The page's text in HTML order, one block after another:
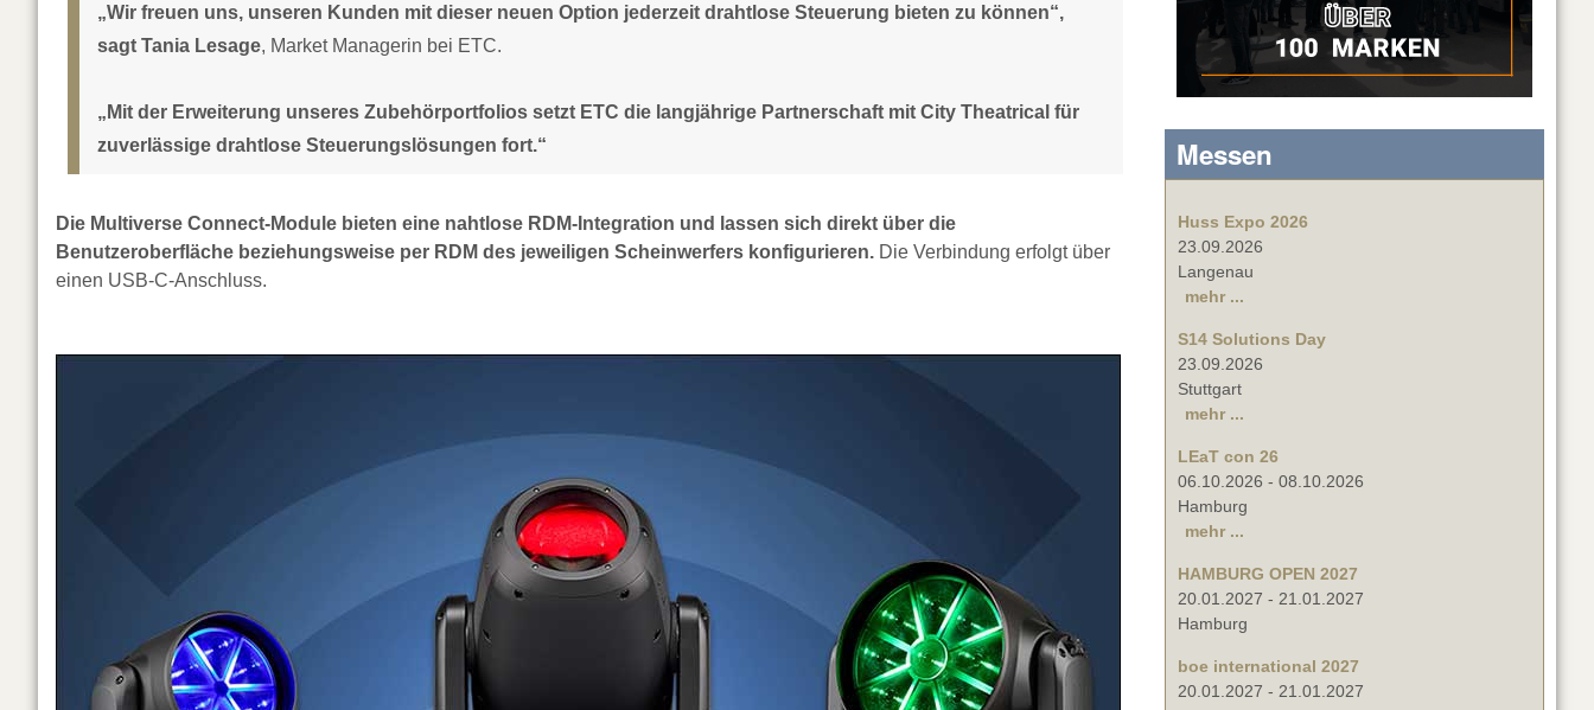
„Wir freuen uns, unseren Kunden mit dieser neuen Option jederzeit drahtlose Steuerung bieten zu können“,
sagt Tania Lesage, Market Managerin bei ETC.
„Mit der Erweiterung unseres Zubehörportfolios setzt ETC die langjährige Partnerschaft mit City Theatrical für
zuverlässige drahtlose Steuerungslösungen fort.“
Die Multiverse Connect-Module bieten eine nahtlose RDM-Integration und lassen sich direkt über die
Benutzeroberfläche beziehungsweise per RDM des jeweiligen Scheinwerfers konfigurieren. Die Verbindung erfolgt über
einen USB-C-Anschluss.
Messen
Huss Expo 2026
23.09.2026
Langenau
mehr ...
S14 Solutions Day
23.09.2026
Stuttgart
mehr ...
LEaT con 26
06.10.2026 - 08.10.2026
Hamburg
mehr ...
HAMBURG OPEN 2027
20.01.2027 - 21.01.2027
Hamburg
boe international 2027
20.01.2027 - 21.01.2027